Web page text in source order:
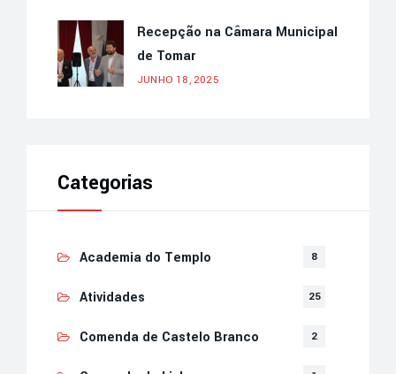
Recepção na Câmara Municipal
de Tomar
JUNHO 18, 2025
Categorias
Academia do Templo 8
Atividades 25
Comenda de Castelo Branco 2